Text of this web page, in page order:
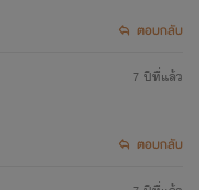
ตอบกลับ
7 ปีที่แล้ว
ตอบกลับ